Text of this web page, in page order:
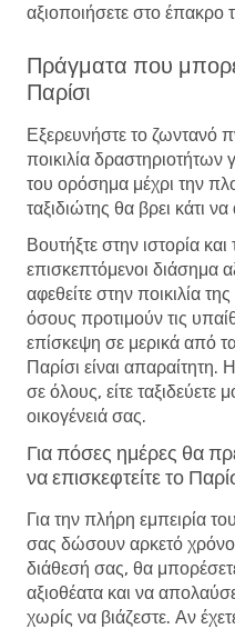
αξιοποιήσετε στο έπακρο
Πράγματα που
Παρίσι
Εξερευνήστε το ζωντανό
ποικιλία
του ορόσημα μέχρι την
ταξιδιώτης θα βρει κάτι
Βουτήξτε στην ιστορία
επισκεπτόμενοι διάσημα
αφεθείτε στην ποικιλία
όσους προτιμούν τις
επίσκεψη σε μερικά από
Παρίσι είναι απαραίτητη.
σε όλους, είτε ταξιδεύετε
οικογένειά σας.
Για πόσες ημέρες θα
να επισκεφτείτε το
Για την πλήρη εμπειρία
σας δώσουν αρκετό
διάθεσή σας, θα
αξιοθέατα και να
χωρίς να βιάζεστε. Αν